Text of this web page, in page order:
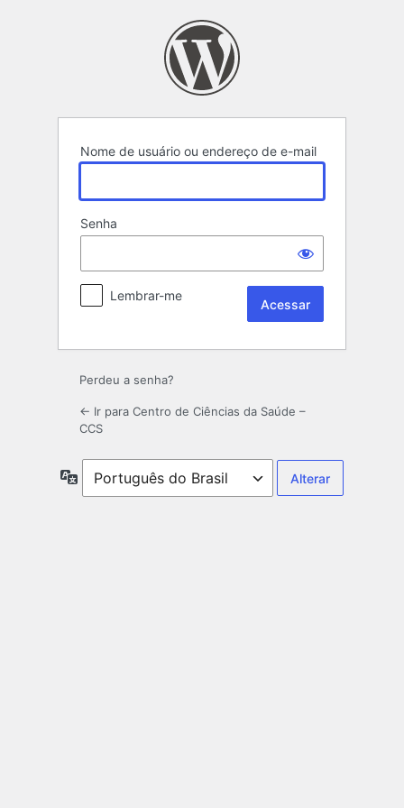
Nome de usuário ou endereço de e-mail
Senha
Lembrar-me
Perdeu a senha?
← Ir para Centro de Ciências da Saúde –
CCS
Idioma